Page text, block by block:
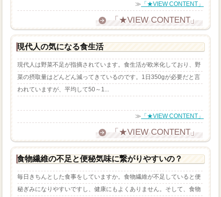
≫ 「★VIEW CONTENT」
「★VIEW CONTENT」
現代人の気になる食生活
現代人は野菜不足が指摘されています。食生活が欧米化しており、野
菜の摂取量はどんどん減ってきているのです。1日350gが必要だと言
われていますが、平均して50～1...
≫ 「★VIEW CONTENT」
「★VIEW CONTENT」
食物繊維の不足と便秘気味に繋がりやすいの？
毎日きちんとした食事をしていますか。食物繊維が不足していると便
秘ぎみになりやすいですし、健康にもよくありません。そして、食物